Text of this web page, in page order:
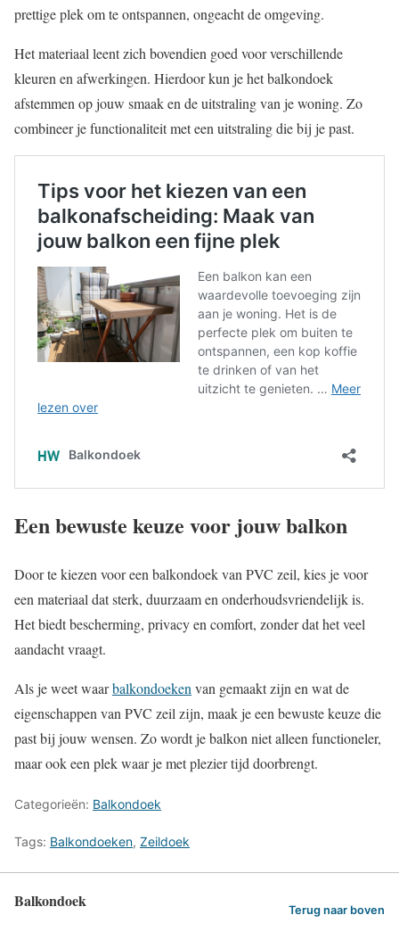
prettige plek om te ontspannen, ongeacht de omgeving.
Het materiaal leent zich bovendien goed voor verschillende
kleuren en afwerkingen. Hierdoor kun je het balkondoek
afstemmen op jouw smaak en de uitstraling van je woning. Zo
combineer je functionaliteit met een uitstraling die bij je past.
Een bewuste keuze voor jouw balkon
Door te kiezen voor een balkondoek van PVC zeil, kies je voor
een materiaal dat sterk, duurzaam en onderhoudsvriendelijk is.
Het biedt bescherming, privacy en comfort, zonder dat het veel
aandacht vraagt.
Als je weet waarbalkondoeken van gemaakt zijn en wat de
eigenschappen van PVC zeil zijn, maak je een bewuste keuze die
past bij jouw wensen. Zo wordt je balkon niet alleen functioneler,
maar ook een plek waar je met plezier tijd doorbrengt.
Categorieën: Balkondoek
Tags: Balkondoeken, Zeildoek
Balkondoek Terug naar boven